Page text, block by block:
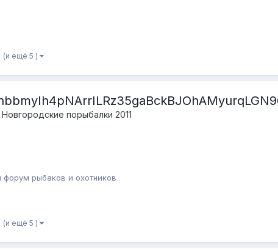
(и ещё 5 )
Новгородские порыбалки 2011
рыбаков и охотников
(и ещё 5 )